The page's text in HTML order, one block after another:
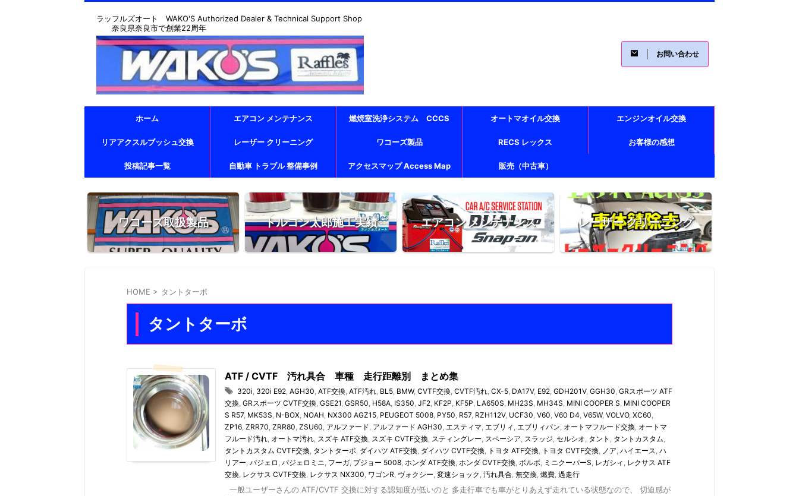
ラッフルズオート WAKO'S Authorized Dealer & Technical Support Shop
奈良県奈良市で創業22周年
お問い合わせ
ホーム エアコン メンテナンス 燃焼室洗浄システム CCCS オートマオイル交換 エンジンオイル交換
リアアクスルブッシュ交換 レーザー クリーニング ワコーズ製品 RECS レックス お客様の感想
投稿記事一覧 自動車 トラブル 整備事例 アクセスマップ Access Map 販売（中古車）
ワコーズ取扱製品 トルコン太郎施工実績 エアコン メンテナンス レーザー クリーニング
HOME > タントターボ
タントターボ
ATF / CVTF 汚れ具合 車種 走行距離別 まとめ集
320i, 320i E92, AGH30, ATF交換, ATF汚れ, BL5, BMW, CVTF交換, CVTF汚れ, CX-5, DA17V, E92, GDH201V, GGH30, GRスポーツ ATF
交換, GRスポーツ CVTF交換, GSE21, GSR50, H58A, IS350, JF2, KF2P, KF5P, LA650S, MH23S, MH34S, MINI COOPER S, MINI COOPER
S R57, MK53S, N-BOX, NOAH, NX300 AGZ15, PEUGEOT 5008, PY50, R57, RZH112V, UCF30, V60, V60 D4, V65W, VOLVO, XC60,
ZP16, ZRR70, ZRR80, ZSU60, アルファード, アルファード AGH30, エスティマ, エブリィ , エブリィバン, オートマフルード交換, オートマ
フルード汚れ, オートマ汚れ, スズキ ATF交換, スズキ CVTF交換, スティングレー, スペーシア, スラッジ, セルシオ, タント , タントカスタム,
タントカスタム CVTF交換, タントターボ, ダイハツ ATF交換, ダイハツ CVTF交換, トヨタ ATF交換, トヨタ CVTF交換, ノア, ハイエース, ハ
リアー, パジェロ , パジェロミニ, フーガ, プジョー 5008, ホンダ ATF交換, ホンダ CVTF交換, ボルボ, ミニクーパーS, レガシィ , レクサス ATF
交換, レクサス CVTF交換, レクサス NX300, ワゴンR, ヴォクシー, 変速ショック , 汚れ具合, 無交換, 燃費, 過走行
一般ユーザーさんの ATF/CVTF 交換に対する認知度が低いのと 多走行車でも車がとりあえず走れている状態なので、 切迫感が